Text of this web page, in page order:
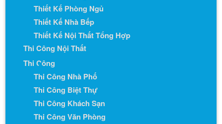
Thiết Kế Phòng Ngủ
Thiết Kế Nhà Bếp
Thiết Kế Nội Thất Tổng Hợp
Thi Công Nội Thất
Thi Công
Thi Công Nhà Phố
Thi Công Biệt Thự
Thi Công Khách Sạn
Thi Công Văn Phòng